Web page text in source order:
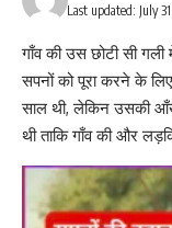
Last updated: July
गाँव की उस छोटी सी
सपनों को पूरा करने के
साल थी, लेकिन उसकी
थी ताकि गाँव की और